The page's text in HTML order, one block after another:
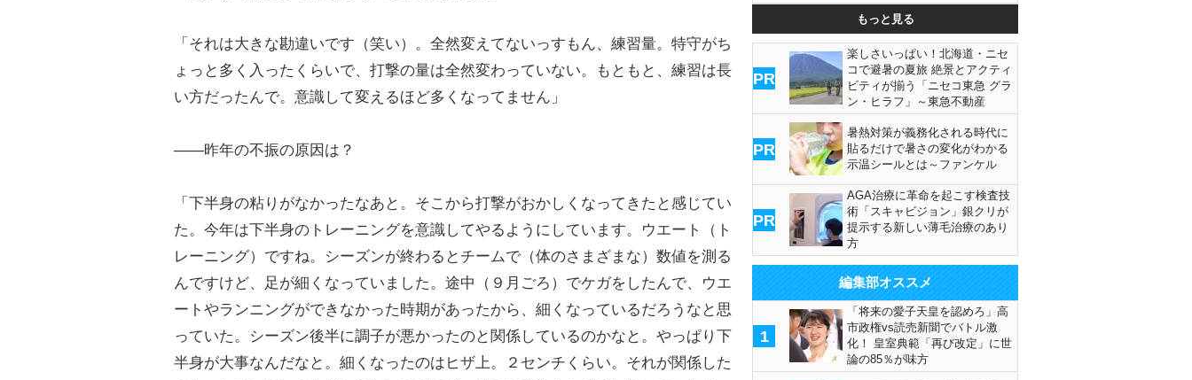
「それは大きな勘違いです（笑い）。全然変えてないっすもん、練習量。特守がち
ょっと多く入ったくらいで、打撃の量は全然変わっていない。もともと、練習は長
い方だったんで。意識して変えるほど多くなってません」
――昨年の不振の原因は？
「下半身の粘りがなかったなあと。そこから打撃がおかしくなってきたと感じてい
た。今年は下半身のトレーニングを意識してやるようにしています。ウエート（ト
レーニング）ですね。シーズンが終わるとチームで（体のさまざまな）数値を測る
んですけど、足が細くなっていました。途中（９月ごろ）でケガをしたんで、ウエ
ートやランニングができなかった時期があったから、細くなっているだろうなと思
っていた。シーズン後半に調子が悪かったのと関係しているのかなと。やっぱり下
半身が大事なんだなと。細くなったのはヒザ上。２センチくらい。それが関係した
もっと見る
PR
楽しさいっぱい！北海道・ニセ
コで避暑の夏旅 絶景とアクティ
ビティが揃う「ニセコ東急 グラ
ン・ヒラフ」～東急不動産
PR
暑熱対策が義務化される時代に
貼るだけで暑さの変化がわかる
示温シールとは～ファンケル
PR
AGA治療に革命を起こす検査技
術「スキャビジョン」銀クリが
提示する新しい薄毛治療のあり
方
編集部オススメ
1
「将来の愛子天皇を認めろ」高
市政権vs読売新聞でバトル激
化！ 皇室典範「再び改定」に世
論の85％が味方